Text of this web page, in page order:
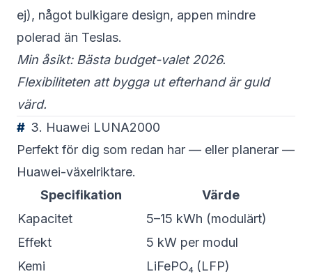
ej), något bulkigare design, appen mindre
polerad än Teslas.
Min åsikt: Bästa budget-valet 2026.
Flexibiliteten att bygga ut efterhand är guld
värd.
3. Huawei LUNA2000
Perfekt för dig som redan har — eller planerar —
Huawei-växelriktare.
Specifikation
Värde
Kapacitet
5–15 kWh (modulärt)
Effekt
5 kW per modul
Kemi
LiFePO₄ (LFP)